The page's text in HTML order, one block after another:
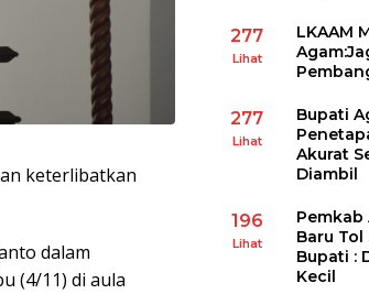
keterlibatkan
dalam
(4/11) di aula
277
Lihat
LKAAM
277
Lihat
Bupati
Akurat
Diambil
196
Lihat
Pemkab
Baru
Bupati :
Kecil